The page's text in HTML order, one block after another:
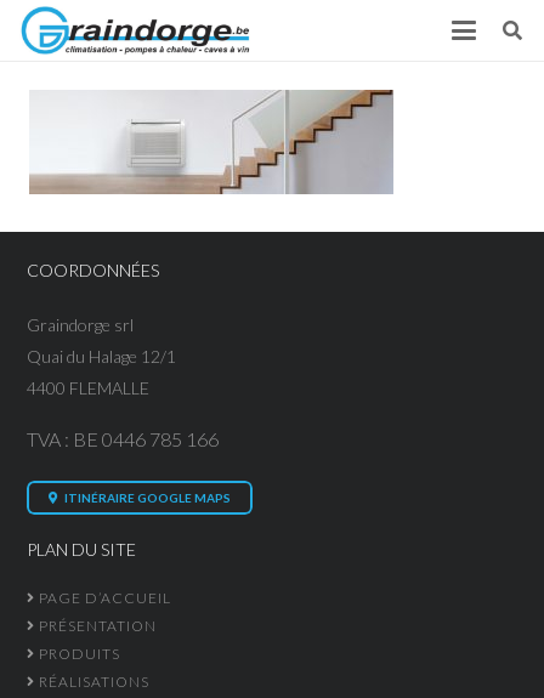
COORDONNÉES
Graindorge srl
Quai du Halage 12/1
4400 FLEMALLE
TVA : BE 0446 785 166
ITINÉRAIRE GOOGLE MAPS
PLAN DU SITE
PAGE D’ACCUEIL
PRÉSENTATION
PRODUITS
RÉALISATIONS